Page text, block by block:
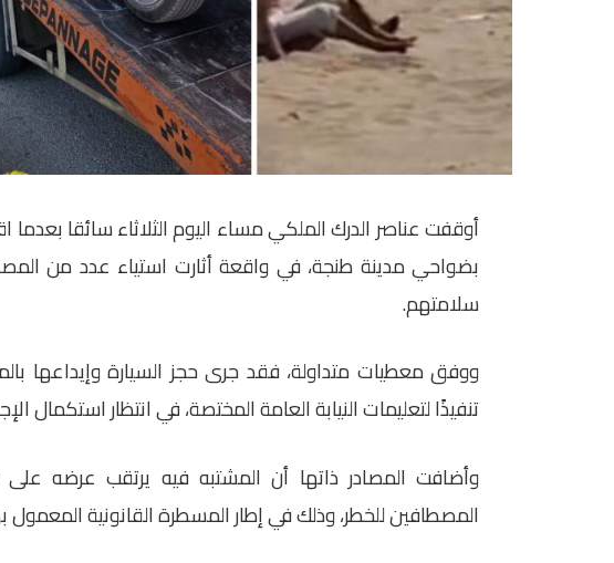
أوقفت عناصر الدرك الملكي مساء اليوم الثلاثاء سائقا
بضواحي مدينة طنجة، في واقعة أثارت استياء عدد من
سلامتهم.
ووفق معطيات متداولة، فقد جرى حجز السيارة وإيداعها
تنفيذًا لتعليمات النيابة العامة المختصة، في انتظار استكمال
وأضافت المصادر ذاتها أن المشتبه فيه يرتقب عرضه
المصطافين للخطر، وذلك في إطار المسطرة القانونية المعمول